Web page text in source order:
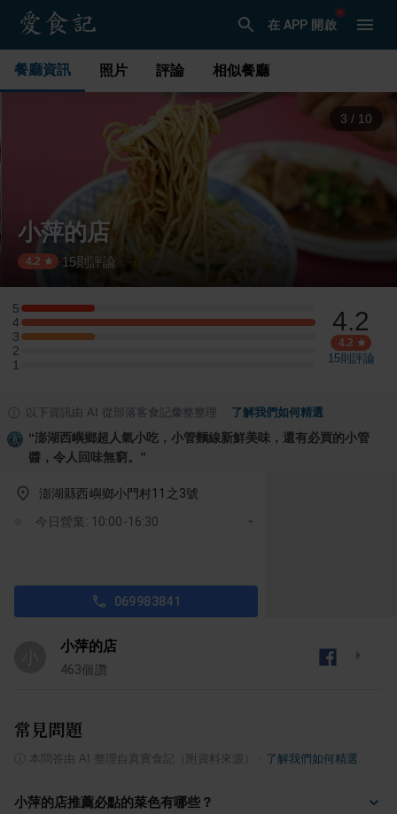
在 APP 開啟
餐廳資訊 照片 評論 相似餐廳
3 / 10
小萍的店
4.2 ·15則評論
5
5 星：1 則評論
4
4 星：4 則評論
3
3 星：1 則評論
2
2 星：0 則評論
1
1 星：0 則評論
4.2
4.2
15則評論
以下資訊由 AI 從部落客食記彙整整理 了解我們如何精選
“澎湖西嶼鄉超人氣小吃，小管麵線新鮮美味，還有必買的小管
醬，令人回味無窮。 ”
澎湖縣西嶼鄉小門村11之3號
今日營業: 10:00-16:30
069983841
小萍的店
463個讚
常見問題
本問答由 AI 整理自真實食記（附資料來源） 了解我們如何精選
小萍的店推薦必點的菜色有哪些？